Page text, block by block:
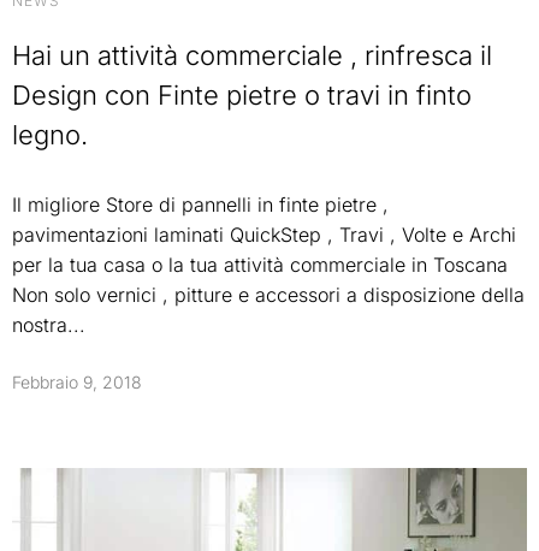
Hai un attività commerciale , rinfresca il
Design con Finte pietre o travi in finto
legno.
Il migliore Store di pannelli in finte pietre ,
pavimentazioni laminati QuickStep , Travi , Volte e Archi
per la tua casa o la tua attività commerciale in Toscana
Non solo vernici , pitture e accessori a disposizione della
nostra...
Febbraio 9, 2018